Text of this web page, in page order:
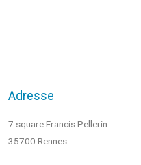
Adresse
7 square Francis Pellerin
35700 Rennes